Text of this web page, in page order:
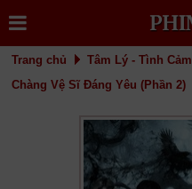
Trang chủ Tâm Lý - Tình Cảm
Chàng Vệ Sĩ Đáng Yêu (Phần 2)